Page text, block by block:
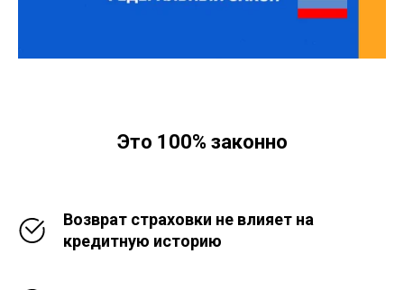
Это 100% законно
Возврат страховки не влияет на
кредитную историю